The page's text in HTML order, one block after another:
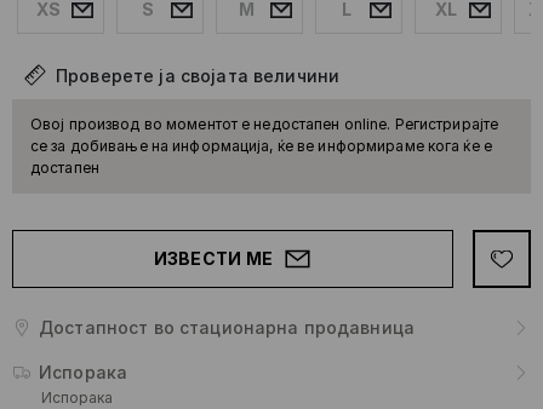
XS S M L XL
Проверете ја својата величини
Овој производ во моментот е недостапен online. Регистрирајте
се за добивање на информација, ќе ве информираме кога ќе е
достапен
ИЗВЕСТИ МЕ
Достапност во стационарна продавница
Испорака
Испорака